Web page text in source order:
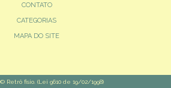
CONTATO
CATEGORIAS
MAPA DO SITE
Retrô fisio. (Lei 9610 de 19/02/1998)